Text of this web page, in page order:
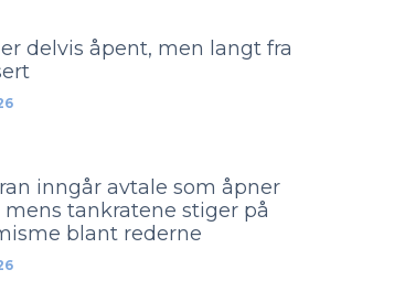
delvis åpent, men langt fra
inngår avtale som åpner
mens tankratene stiger på
blant rederne